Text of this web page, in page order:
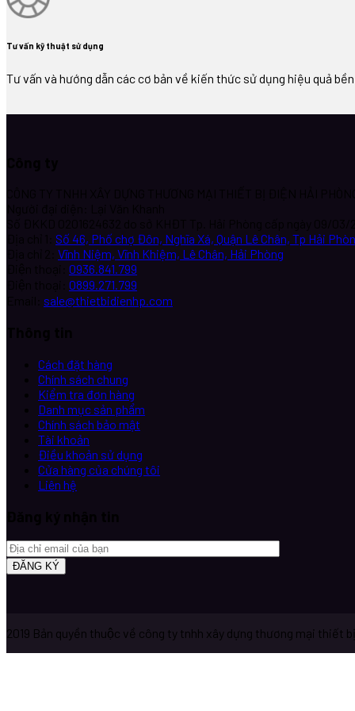
Tư vấn kỹ thuật sử dụng
Tư vấn và hướng dẫn các cơ bản về kiến thức sử dụng hiệu quả
Số 46, Phố chợ Đôn, Nghĩa Xá, Quận Lê Chân, Tp Hải
Vĩnh Niệm, Vĩnh Khiệm, Lê Chân, Hải Phòng
0936.841.799
0899.271.799
sale@thietbidienhp.com
Cách đặt hàng
Chính sách chung
Kiểm tra đơn hàng
Danh mục sản phẩm
Chính sách bảo mật
Tài khoản
Điều khoản sử dụng
Cửa hàng của chúng tôi
Liên hệ
2019 Bản quyền thuộc về công ty tnhh xây dựng thương mại thiết